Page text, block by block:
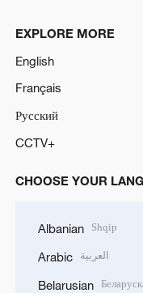
EXPLORE MORE
English
Français
Русский
CCTV+
CHOOSE YOUR
Albanian Shqip
Arabic العربية
Belarusian